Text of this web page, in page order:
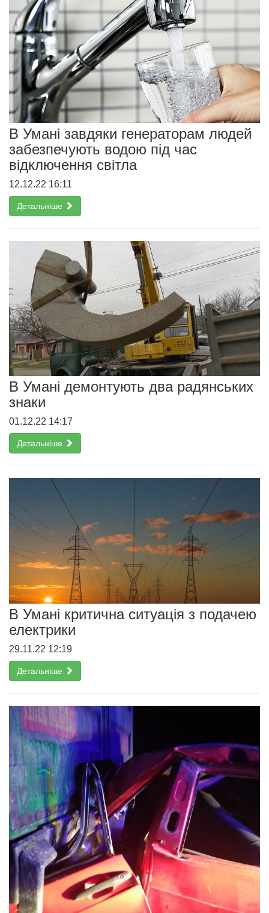
В Умані завдяки генераторам людей
забезпечують водою під час
відключення світла
12.12.22 16:11
Детальніше
В Умані демонтують два радянських
знаки
01.12.22 14:17
Детальніше
В Умані критична ситуація з подачею
електрики
29.11.22 12:19
Детальніше